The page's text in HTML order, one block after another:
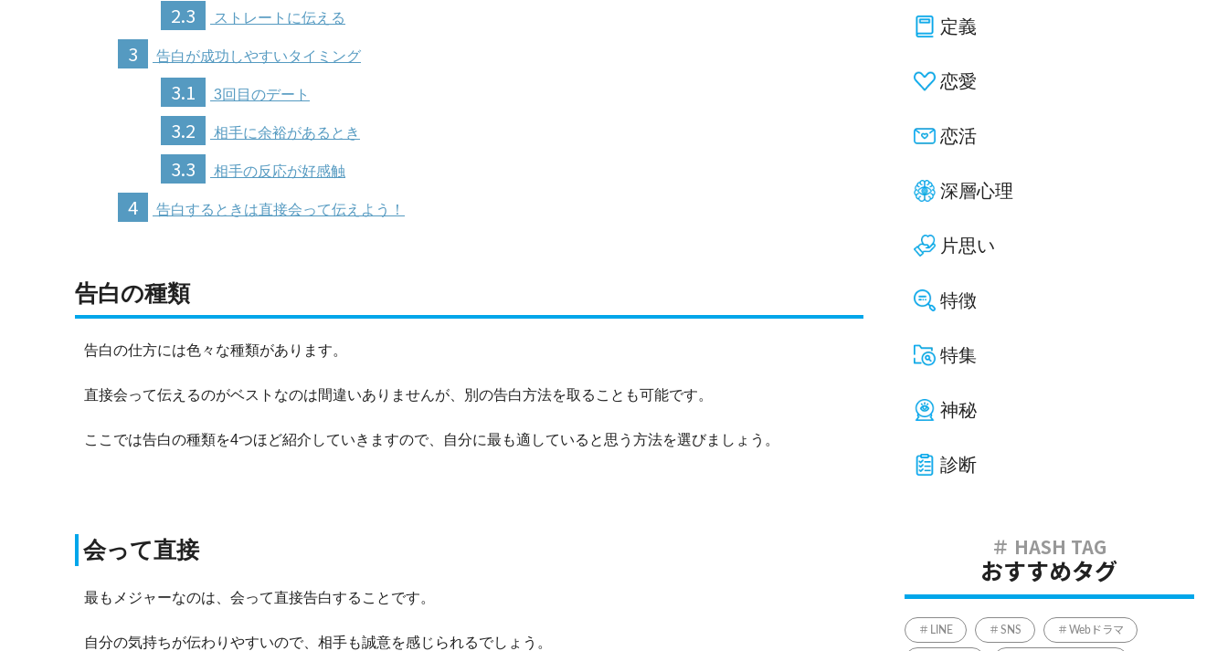
2.3 ストレートに伝える
3 告白が成功しやすいタイミング
3.1 3回目のデート
3.2 相手に余裕があるとき
3.3 相手の反応が好感触
4 告白するときは直接会って伝えよう！
告白の種類
告白の仕方には色々な種類があります。
直接会って伝えるのがベストなのは間違いありませんが、別の告白方法を取ることも可能です。
ここでは告白の種類を4つほど紹介していきますので、自分に最も適していると思う方法を選びましょう。
会って直接
最もメジャーなのは、会って直接告白することです。
自分の気持ちが伝わりやすいので、相手も誠意を感じられるでしょう。
定義
恋愛
恋活
深層心理
片思い
特徴
特集
神秘
診断
おすすめタグ
LINE SNS Webドラマ